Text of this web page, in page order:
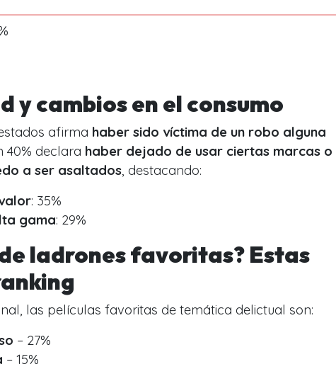
y cambios en el consumo
afirma haber sido víctima de un robo alguna
40% declara haber dejado de usar ciertas marcas o
a ser asaltados , destacando:
: 35%
gama: 29%
ladrones favoritas? Estas
las películas favoritas de temática delictual son:
– 27%
– 15%